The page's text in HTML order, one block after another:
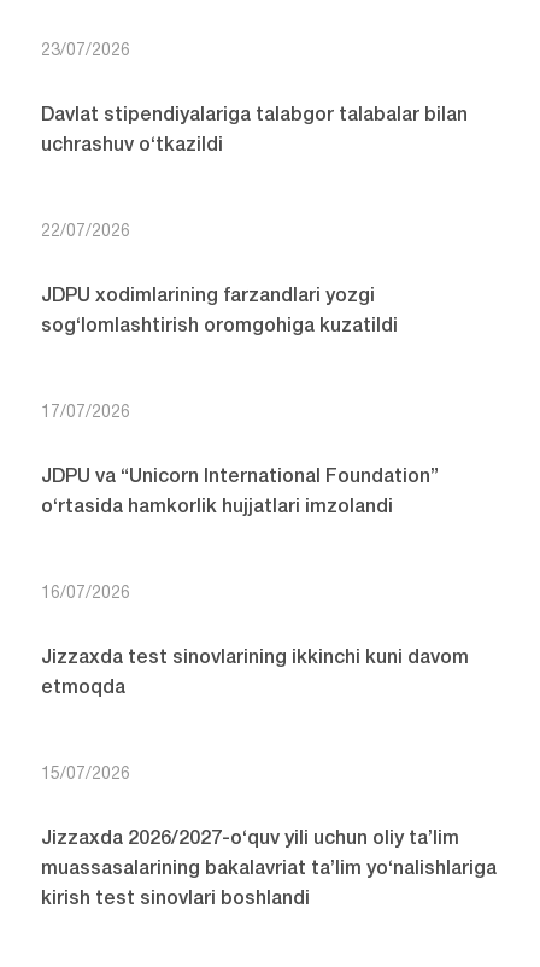
23/07/2026
Davlat stipendiyalariga talabgor talabalar bilan
uchrashuv o‘tkazildi
22/07/2026
JDPU xodimlarining farzandlari yozgi
sog‘lomlashtirish oromgohiga kuzatildi
17/07/2026
JDPU va “Unicorn International Foundation”
o‘rtasida hamkorlik hujjatlari imzolandi
16/07/2026
Jizzaxda test sinovlarining ikkinchi kuni davom
etmoqda
15/07/2026
Jizzaxda 2026/2027-o‘quv yili uchun oliy ta’lim
muassasalarining bakalavriat ta’lim yo‘nalishlariga
kirish test sinovlari boshlandi